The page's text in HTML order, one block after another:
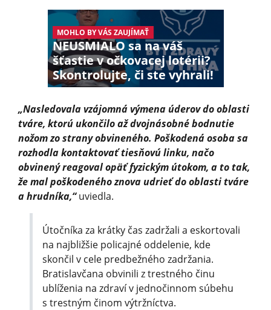
MOHLO BY VÁS ZAUJÍMAŤ
NEUSMIALO sa na váš
šťastie v očkovacej lotérii?
Skontrolujte, či ste vyhrali!
„Nasledovala vzájomná výmena úderov do oblasti
tváre, ktorú ukončilo až dvojnásobné bodnutie
nožom zo strany obvineného. Poškodená osoba sa
rozhodla kontaktovať tiesňovú linku, načo
obvinený reagoval opäť fyzickým útokom, a to tak,
že mal poškodeného znova udrieť do oblasti tváre
a hrudníka,“uviedla.
Útočníka za krátky čas zadržali a eskortovali
na najbližšie policajné oddelenie, kde
skončil v cele predbežného zadržania.
Bratislavčana obvinili z trestného činu
ublíženia na zdraví v jednočinnom súbehu
s trestným činom výtržníctva.